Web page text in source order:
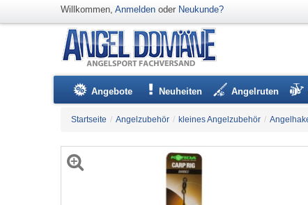
Willkommen, Anmelden oder Neukunde?
Angebote Neuheiten Angelruten
Startseite / Angelzubehör / kleines Angelzubehör /